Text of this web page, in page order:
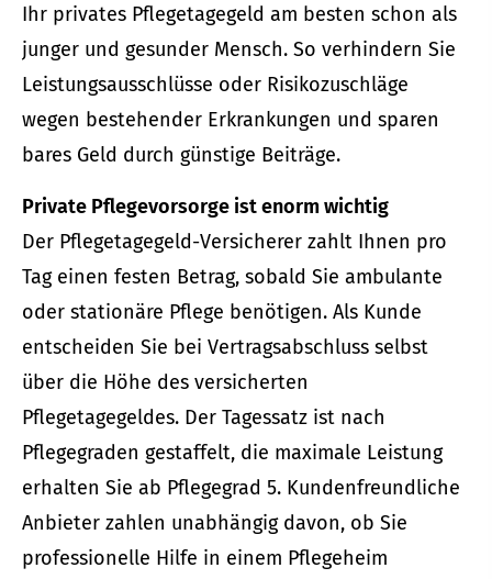
Ihr privates Pflegetagegeld am besten schon als
junger und gesunder Mensch. So verhindern Sie
Leistungsausschlüsse oder Risikozuschläge
wegen bestehender Erkrankungen und sparen
bares Geld durch günstige Beiträge.
Private Pflegevorsorge ist enorm wichtig
Der Pflegetagegeld-Versicherer zahlt Ihnen pro
Tag einen festen Betrag, sobald Sie ambulante
oder stationäre Pflege benötigen. Als Kunde
entscheiden Sie bei Vertragsabschluss selbst
über die Höhe des versicherten
Pflegetagegeldes. Der Tagessatz ist nach
Pflegegraden gestaffelt, die maximale Leistung
erhalten Sie ab Pflegegrad 5. Kundenfreundliche
Anbieter zahlen unabhängig davon, ob Sie
professionelle Hilfe in einem Pflegeheim